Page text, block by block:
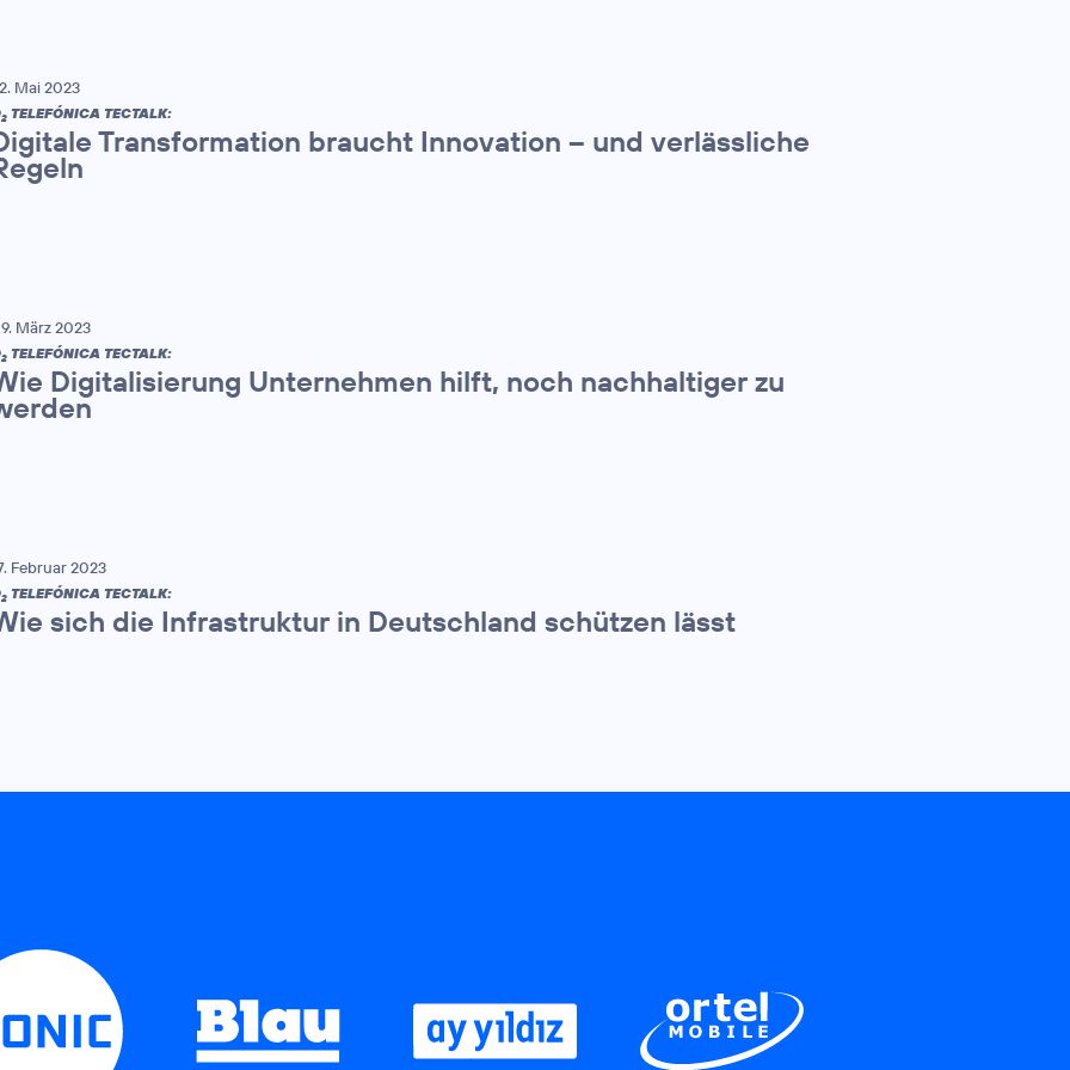
Mai 2023
2 TELEFÓNICA TECTALK:
Transformation braucht Innovation – und verlässliche
März 2023
2 TELEFÓNICA TECTALK:
Digitalisierung Unternehmen hilft, noch nachhaltiger zu
Februar 2023
2 TELEFÓNICA TECTALK:
sich die Infrastruktur in Deutschland schützen lässt